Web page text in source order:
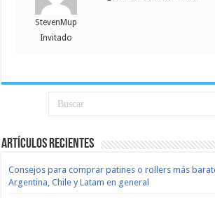
StevenMup
Invitado
Artículos recientes
Consejos para comprar patines o rollers más
Argentina, Chile y Latam en general